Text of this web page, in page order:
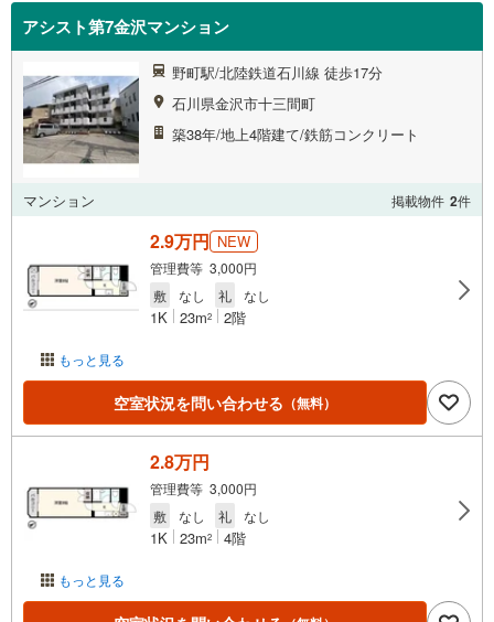
アシスト第7金沢マンション
野町駅/北陸鉄道石川線 徒歩17分
石川県金沢市十三間町
築38年/地上4階建て/鉄筋コンクリート
マンション 掲載物件 2件
もっと見る
2.9万円 NEW
管理費等 3,000円
敷
なし 礼 なし
1K 23m2 2階
空室状況を問い合わせる （無料）
もっと見る
2.8万円
管理費等 3,000円
敷
なし 礼 なし
1K 23m2 4階